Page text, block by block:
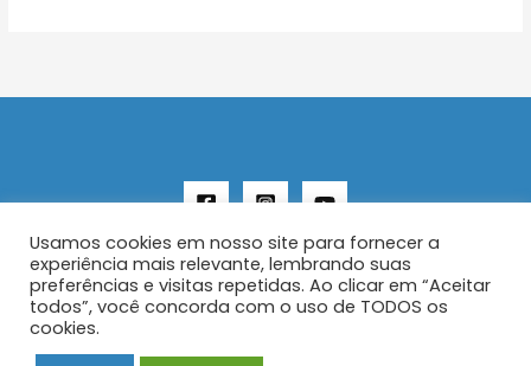
Copyright © 2026 AENFER
Construído por IurySan
Usamos cookies em nosso site para fornecer a
experiência mais relevante, lembrando suas
preferências e visitas repetidas. Ao clicar em “Aceitar
todos”, você concorda com o uso de TODOS os
cookies.